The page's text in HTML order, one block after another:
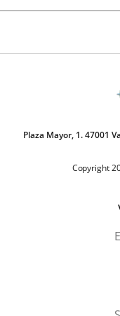
Plaza Mayor, 1. 47001
Copyright